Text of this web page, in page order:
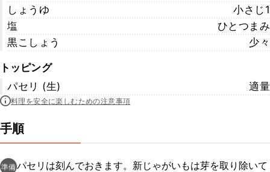
しょうゆ
小さじ1
塩
ひとつまみ
黒こしょう
少々
トッピング
パセリ (生)
適量
料理を安全に楽しむための注意事項
手順
準備パセリは刻んでおきます。新じゃがいもは芽を取り除いて